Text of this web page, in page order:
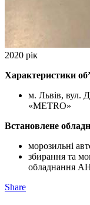
2020 рік
Характеристики
м. Львів, вул.
«METRO»
Встановлене
морозильні
збирання та
обладнання
Share